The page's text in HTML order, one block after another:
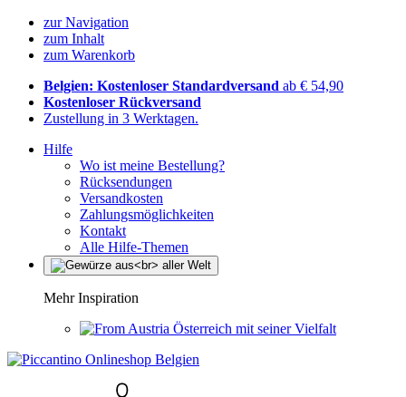
zur Navigation
zum Inhalt
zum Warenkorb
Belgien: Kostenloser Standardversand ab € 54,90
Kostenloser Rückversand
Zustellung in 3 Werktagen.
Hilfe
Wo ist meine Bestellung?
Rücksendungen
Versandkosten
Zahlungsmöglichkeiten
Kontakt
Alle Hilfe-Themen
Mehr Inspiration
Österreich mit seiner Vielfalt